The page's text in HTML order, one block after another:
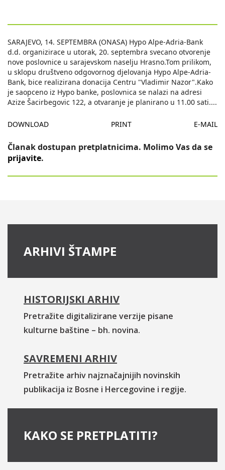
SARAJEVO, 14. SEPTEMBRA (ONASA) Hypo Alpe-Adria-Bank
d.d. organizirace u utorak, 20. septembra svecano otvorenje
nove poslovnice u sarajevskom naselju Hrasno.Tom prilikom,
u sklopu društveno odgovornog djelovanja Hypo Alpe-Adria-
Bank, bice realizirana donacija Centru "Vladimir Nazor".Kako
je saopceno iz Hypo banke, poslovnica se nalazi na adresi
Azize Šacirbegovic 122, a otvaranje je planirano u 11.00 sati....
DOWNLOAD PRINT E-MAIL
Članak dostupan pretplatnicima. Molimo Vas da se
prijavite.
ARHIVI ŠTAMPE
HISTORIJSKI ARHIV
Pretražite digitalizirane verzije pisane
kulturne baštine – bh. novina.
SAVREMENI ARHIV
Pretražite arhiv najznačajnijih novinskih
publikacija iz Bosne i Hercegovine i regije.
KAKO SE PRETPLATITI?